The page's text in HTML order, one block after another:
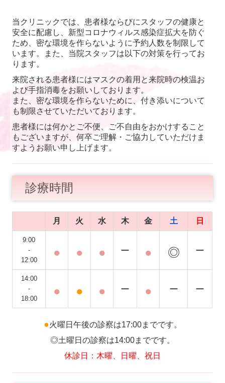
当クリニックでは、患者様ならびにスタッフの健康と
安全に配慮し、新型コロナウィルス感染症拡大を防ぐ
ため、密な環境を作らないように予約人数を制限して
います。また、当院スタッフは以下の対策を行ってお
ります。
来院される患者様にはマスクの着用と来院時の検温お
よび手指消毒をお願いしております。
また、密な環境を作らないために、付き添いについて
も制限させていただいております。
患者様には何かとご不便、ご不自由をおかけすること
もございますが、何卒ご理解・ご協力していただけま
すようお願い申し上げます。
診療時間
月 火 水 木 金 土 日
9:00
-
12:00
● ● ● ー ● ◎ ー
14:00
-
18:00
● ● ● ー ● ー ー
●火曜日午後の診察は17:00までです。
◎土曜日の診察は14:00までです。
休診日：木曜、日曜、祝日